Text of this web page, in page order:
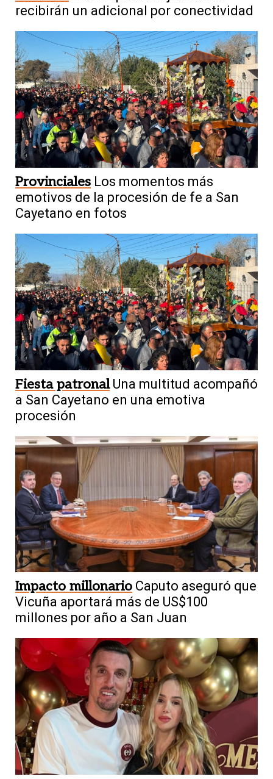
recibirán un adicional por conectividad
Provinciales Los momentos más
emotivos de la procesión de fe a San
Cayetano en fotos
Fiesta patronal Una multitud acompañó
a San Cayetano en una emotiva
procesión
Impacto millonario Caputo aseguró que
Vicuña aportará más de US$100
millones por año a San Juan